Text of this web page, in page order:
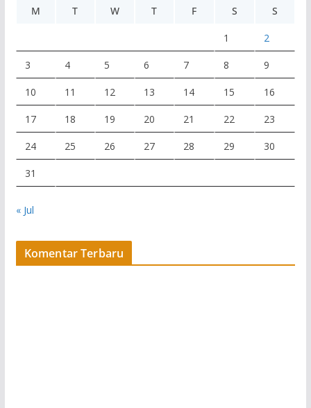
M
T W T F S S
1 2
3 4 5 6 7 8 9
10 11 12 13 14 15 16
17 18 19 20 21 22 23
24 25 26 27 28 29 30
31
« Jul
Komentar Terbaru